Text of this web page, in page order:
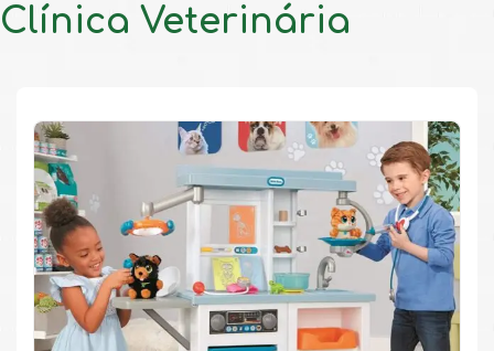
Clínica Veterinária
🔍